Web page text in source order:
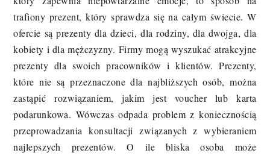
trafiony prezent, który sprawdza się na całym świecie. W
ofercie są prezenty dla dzieci, dla rodziny, dla dwojga, dla
kobiety i dla mężczyzny. Firmy mogą wyszukać atrakcyjne
prezenty dla swoich pracowników i klientów. Prezenty,
które nie są przeznaczone dla najbliższych osób, można
zastąpić rozwiązaniem, jakim jest voucher lub karta
podarunkowa. Wówczas odpada problem z koniecznością
przeprowadzania konsultacji związanych z wybieraniem
najlepszych prezentów. O ile bliska osoba może